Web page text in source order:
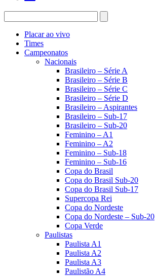
Placar ao vivo
Times
Campeonatos
Nacionais
Brasileiro – Série A
Brasileiro – Série B
Brasileiro – Série C
Brasileiro – Série D
Brasileiro – Aspirantes
Brasileiro – Sub-17
Brasileiro – Sub-20
Feminino – A1
Feminino – A2
Feminino – Sub-18
Feminino – Sub-16
Copa do Brasil
Copa do Brasil Sub-20
Copa do Brasil Sub-17
Supercopa Rei
Copa do Nordeste
Copa do Nordeste – Sub-20
Copa Verde
Paulistas
Paulista A1
Paulista A2
Paulista A3
Paulistão A4